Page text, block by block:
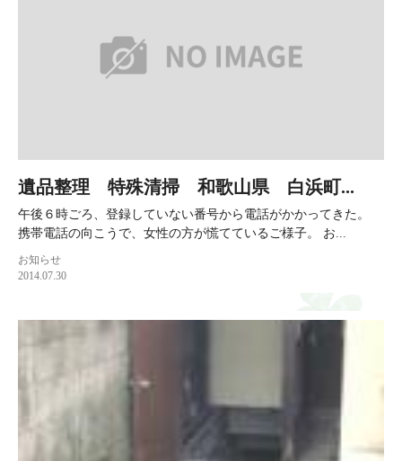
遺品整理 特殊清掃 和歌山県 白浜町...
午後６時ごろ、登録していない番号から電話がかかってきた。
携帯電話の向こうで、女性の方が慌てているご様子。 お...
お知らせ
2014.07.30